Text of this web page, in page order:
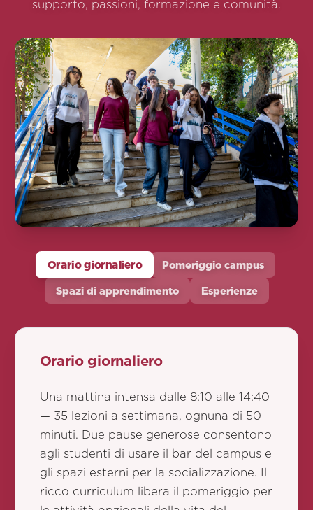
supporto, passioni, formazione e comunità.
Orario giornaliero Pomeriggio campus
Spazi di apprendimento Esperienze
Orario giornaliero
Una mattina intensa dalle 8:10 alle 14:40
— 35 lezioni a settimana, ognuna di 50
minuti. Due pause generose consentono
agli studenti di usare il bar del campus e
gli spazi esterni per la socializzazione. Il
ricco curriculum libera il pomeriggio per